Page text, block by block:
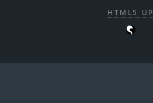
HTML5 UP